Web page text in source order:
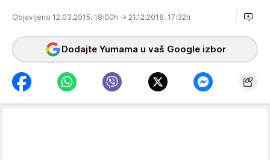
Objavljeno 12.03.2015. 18:00h → 21.12.2018. 17:32h
Dodajte Yumama u vaš Google izbor